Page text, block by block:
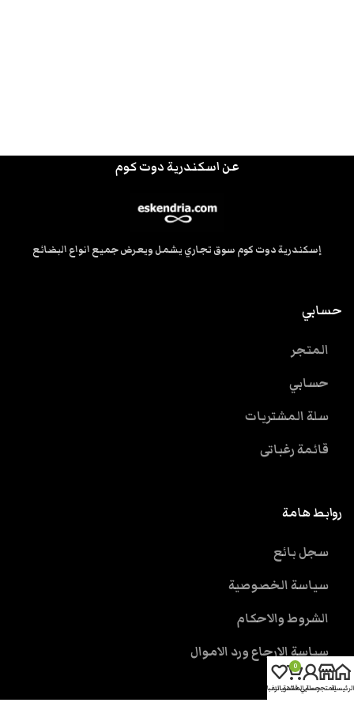
عن اسكندرية دوت كوم
إسكندرية دوت كوم سوق تجاري يشمل ويعرض جميع انواع البضائع
حسابي
المتجر
حسابي
سلة المشتريات
قائمة رغباتى
روابط هامة
سجل بائع
سياسة الخصوصية
الشروط والاحكام
سياسة الارجاع ورد الاموال
الرئيسيةالمتجرحسابي
0
سلة المشتريات
قائمة الرغبات